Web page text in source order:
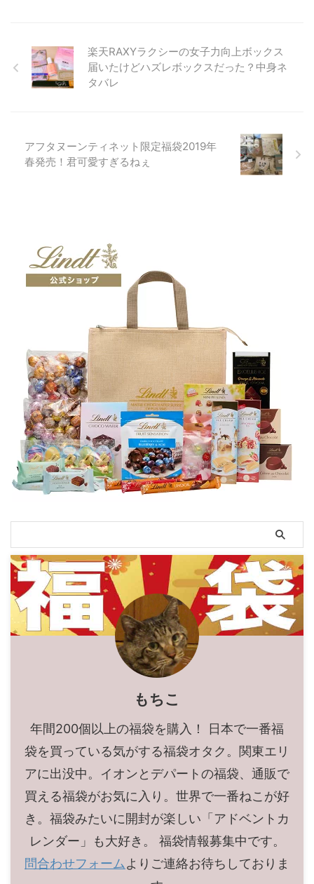
楽天RAXYラクシーの女子力向上ボックス
届いたけどハズレボックスだった？中身ネ
タバレ
アフタヌーンティネット限定福袋2019年
春発売！君可愛すぎるねぇ
もちこ
年間200個以上の福袋を購入！ 日本で一番福
袋を買っている気がする福袋オタク。関東エリ
アに出没中。イオンとデパートの福袋、通販で
買える福袋がお気に入り。世界で一番ねこが好
き。福袋みたいに開封が楽しい「アドベントカ
レンダー」も大好き。 福袋情報募集中です。
問合わせフォームよりご連絡お待ちしておりま